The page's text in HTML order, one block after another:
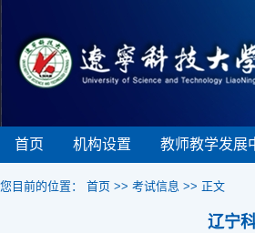
首页 机构设置 教师教学发展
您目前的位置： 首页 >> 考试信息 >> 正文
辽宁